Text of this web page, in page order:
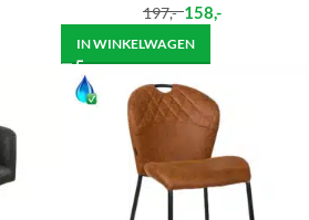
197,- 158,-
IN WINKELWAGEN